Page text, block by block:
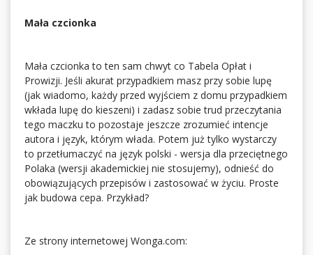
Mała czcionka
Mała czcionka to ten sam chwyt co Tabela Opłat i
Prowizji. Jeśli akurat przypadkiem masz przy sobie lupę
(jak wiadomo, każdy przed wyjściem z domu przypadkiem
wkłada lupę do kieszeni) i zadasz sobie trud przeczytania
tego maczku to pozostaje jeszcze zrozumieć intencje
autora i język, którym włada. Potem już tylko wystarczy
to przetłumaczyć na język polski - wersja dla przeciętnego
Polaka (wersji akademickiej nie stosujemy), odnieść do
obowiązujących przepisów i zastosować w życiu. Proste
jak budowa cepa. Przykład?
Ze strony internetowej Wonga.com: